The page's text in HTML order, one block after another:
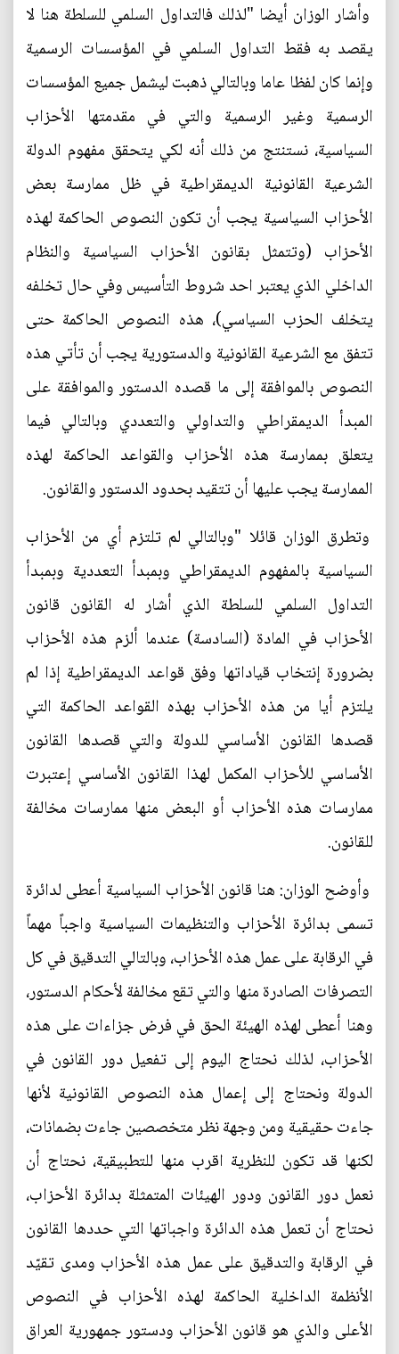
وأشار الوزان أيضا "لذلك فالتداول السلمي للسلطة هنا لا
يقصد به فقط التداول السلمي في المؤسسات الرسمية
وإنما كان لفظا عاما وبالتالي ذهبت ليشمل جميع المؤسسات
الرسمية وغير الرسمية والتي في مقدمتها الأحزاب
السياسية، نستنتج من ذلك أنه لكي يتحقق مفهوم الدولة
الشرعية القانونية الديمقراطية في ظل ممارسة بعض
الأحزاب السياسية يجب أن تكون النصوص الحاكمة لهذه
الأحزاب (وتتمثل بقانون الأحزاب السياسية والنظام
الداخلي الذي يعتبر احد شروط التأسيس وفي حال تخلفه
يتخلف الحزب السياسي)، هذه النصوص الحاكمة حتى
تتفق مع الشرعية القانونية والدستورية يجب أن تأتي هذه
النصوص بالموافقة إلى ما قصده الدستور والموافقة على
المبدأ الديمقراطي والتداولي والتعددي وبالتالي فيما
يتعلق بممارسة هذه الأحزاب والقواعد الحاكمة لهذه
الممارسة يجب عليها أن تتقيد بحدود الدستور والقانون.
وتطرق الوزان قائلا "وبالتالي لم تلتزم أي من الأحزاب
السياسية بالمفهوم الديمقراطي وبمبدأ التعددية وبمبدأ
التداول السلمي للسلطة الذي أشار له القانون قانون
الأحزاب في المادة (السادسة) عندما ألزم هذه الأحزاب
بضرورة إنتخاب قياداتها وفق قواعد الديمقراطية إذا لم
يلتزم أيا من هذه الأحزاب بهذه القواعد الحاكمة التي
قصدها القانون الأساسي للدولة والتي قصدها القانون
الأساسي للأحزاب المكمل لهذا القانون الأساسي إعتبرت
ممارسات هذه الأحزاب أو البعض منها ممارسات مخالفة
للقانون.
وأوضح الوزان: هنا قانون الأحزاب السياسية أعطى لدائرة
تسمى بدائرة الأحزاب والتنظيمات السياسية واجباً مهماً
في الرقابة على عمل هذه الأحزاب، وبالتالي التدقيق في كل
التصرفات الصادرة منها والتي تقع مخالفة لأحكام الدستور،
وهنا أعطى لهذه الهيئة الحق في فرض جزاءات على هذه
الأحزاب، لذلك نحتاج اليوم إلى تفعيل دور القانون في
الدولة ونحتاج إلى إعمال هذه النصوص القانونية لأنها
جاءت حقيقية ومن وجهة نظر متخصصين جاءت بضمانات،
لكنها قد تكون للنظرية اقرب منها للتطبيقية، نحتاج أن
نعمل دور القانون ودور الهيئات المتمثلة بدائرة الأحزاب،
نحتاج أن تعمل هذه الدائرة واجباتها التي حددها القانون
في الرقابة والتدقيق على عمل هذه الأحزاب ومدى تقيّد
الأنظمة الداخلية الحاكمة لهذه الأحزاب في النصوص
الأعلى والذي هو قانون الأحزاب ودستور جمهورية العراق